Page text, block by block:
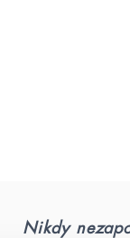
Nikdy